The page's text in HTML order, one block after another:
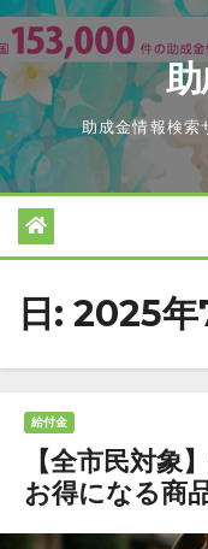
Skip
to
content
助成金情報検索
日: 2025年
給付金
【全市民対象
お得になる商